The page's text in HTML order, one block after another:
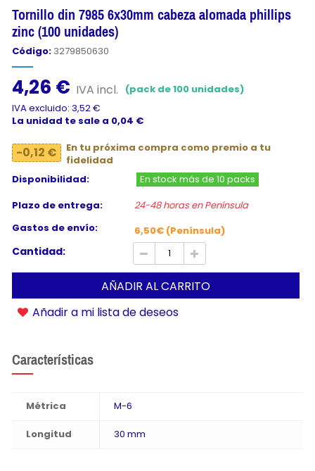
Tornillo din 7985 6x30mm cabeza alomada phillips
zinc (100 unidades)
Código: 3279850630
4,26 € IVA incl.
(pack de 100 unidades)
IVA excluido: 3,52 €
La unidad te sale a 0,04 €
-0,12 €
En tu próxima compra como premio a tu
fidelidad
Disponibilidad:
En stock más de 10 packs
Plazo de entrega:
24-48 horas en Península
Gastos de envío:
6,50€ (Península)
Cantidad:
AÑADIR AL CARRITO
Añadir a mi lista de deseos
Características
Métrica M-6
Longitud 30 mm